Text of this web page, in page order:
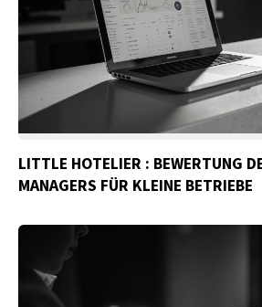
LITTLE HOTELIER : BEWERTUNG
MANAGERS FÜR KLEINE BETRIEBE